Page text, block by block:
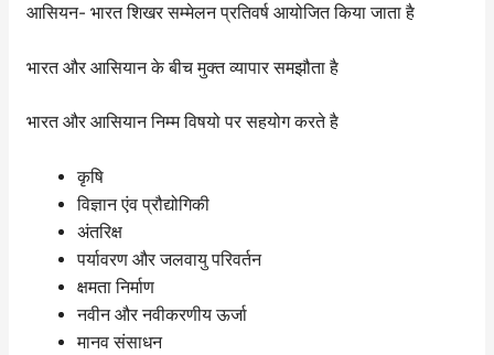
आसियन- भारत शिखर सम्मेलन प्रतिवर्ष आयोजित किया जाता है
भारत और आसियान के बीच मुक्त व्यापार समझौता है
भारत और आसियान निम्म विषयो पर सहयोग करते है
कृषि
विज्ञान एंव प्रौद्योगिकी
अंतरिक्ष
पर्यावरण और जलवायु परिवर्तन
क्षमता निर्माण
नवीन और नवीकरणीय ऊर्जा
मानव संसाधन